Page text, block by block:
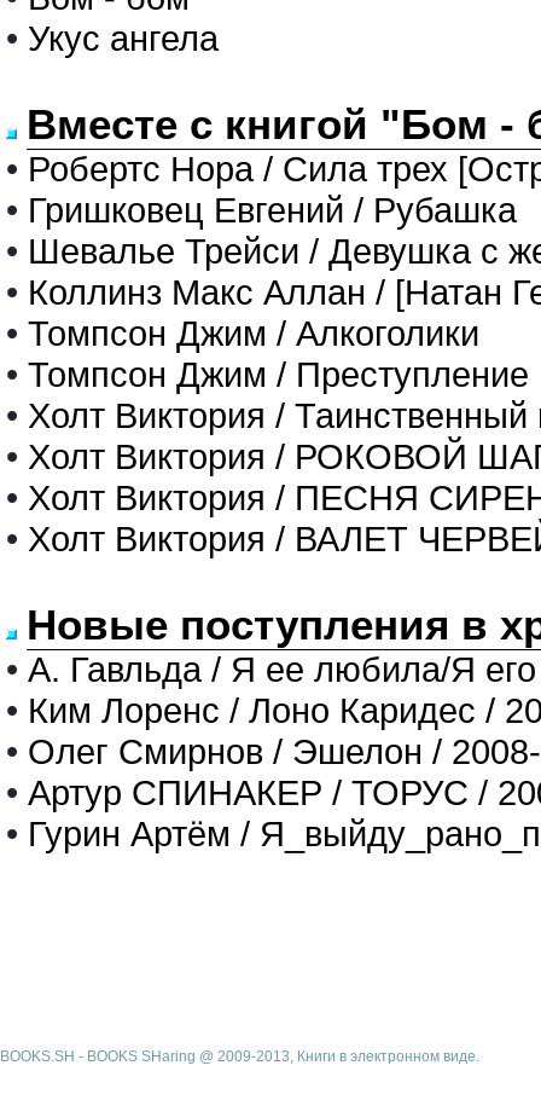
• Укус ангела
Вместе с книгой "Бом -
• Робертс Нора / Сила трех
• Гришковец Евгений / Рубашка
• Шевалье Трейси / Девушка с
• Коллинз Макс Аллан / [Натан
• Томпсон Джим / Алкоголики
• Томпсон Джим / Преступление
• Холт Виктория / Таинственный
• Холт Виктория / РОКОВОЙ
• Холт Виктория / ПЕСНЯ
• Холт Виктория / ВАЛЕТ
Новые поступления в
• А. Гавльда / Я ее любила/Я
• Ким Лоренс / Лоно Каридес /
• Олег Смирнов / Эшелон /
• Артур СПИНАКЕР / ТОРУС /
• Гурин Артём /
BOOKS.SH - BOOKS SHaring @ 2009-2013, Книги в электронном виде.